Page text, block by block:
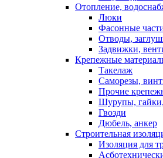
Отопление,
Люки
Фасонные
Отводы,
Задвижки,
Крепежные
Такелаж
Саморезы,
Прочие
Шурупы,
Гвозди
Дюбель, анкер
Строительная
Изоляция для